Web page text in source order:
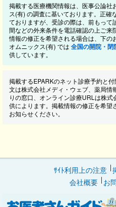
掲載する医療機関情報は、医事公論社
ス(有) の調査に基いております。正確
ておりますが、受診の際は、前もって
間などの外来条件を電話確認の上ご来
情報の修正を希望される場合は、下の
オムニックス(有) では 全国の開院・閉
供しています。
掲載するEPARKのネット診療予約と
文は株式会社メディ・ウェブ、薬局情
りの窓口、オンライン診療URLは株式
供によります。掲載情報の修正を希望
お知らせください。
ｻｲﾄ利用上の注意
会社概要
お